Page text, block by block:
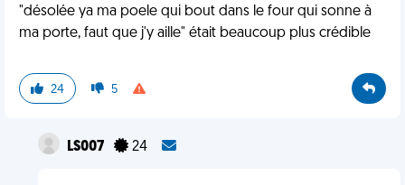
"désolée ya ma poele qui bout dans le four qui sonne à
ma porte, faut que j'y aille" était beaucoup plus crédible
24 5
LS007 24